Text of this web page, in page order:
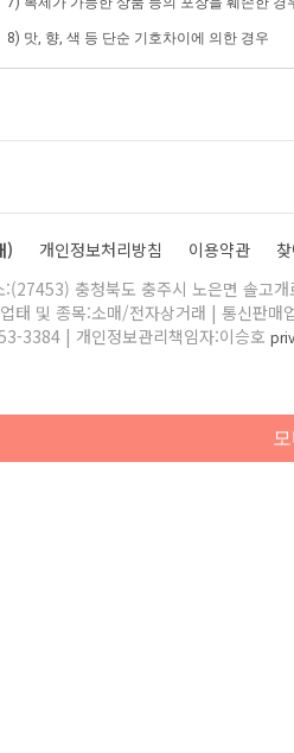
8) 맛, 향, 색 등 단순 기호차이에 의한 경우
) 개인정보처리방침 이용약관
충청북도 충주시 노은면 솔고
태 및 종목:소매/전자상거래 | 통신판매
3384 | 개인정보관리책임자:이승호